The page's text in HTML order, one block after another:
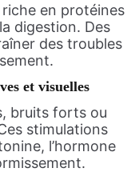
en protéines
digestion. Des
des troubles
et visuelles
bruits forts ou
stimulations
l’hormone